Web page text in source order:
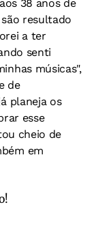
38 anos de
resultado
a ter
senti
músicas",
de
planeja os
esse
cheio de
em